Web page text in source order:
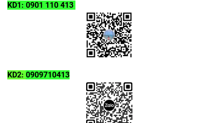
KD1: 0901 110 413
KD2: 0909710413